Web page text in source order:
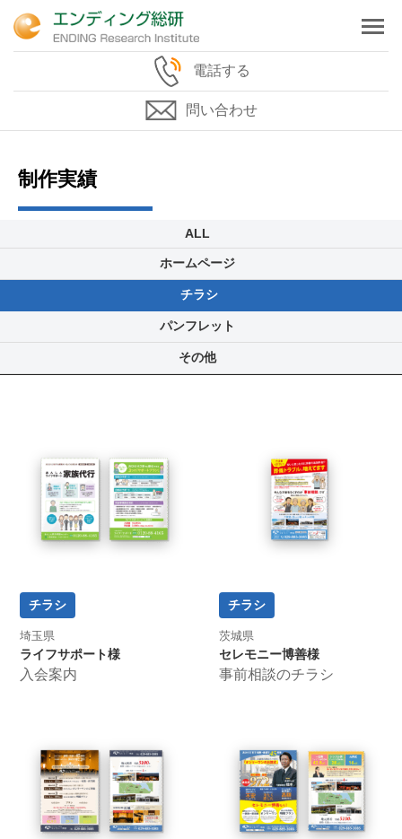
電話する
問い合わせ
制作実績
ALL
ホームページ
チラシ
パンフレット
その他
チラシ
埼玉県
ライフサポート様
入会案内
チラシ
茨城県
セレモニー博善様
事前相談のチラシ